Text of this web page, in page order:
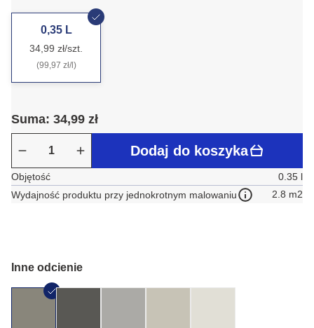
0,35 L
34,99 zł/szt.
(99,97 zł/l)
Suma: 34,99 zł
Dodaj do koszyka
Objętość
0.35 l
Wydajność produktu przy jednokrotnym malowaniu
2.8 m2
Inne odcienie